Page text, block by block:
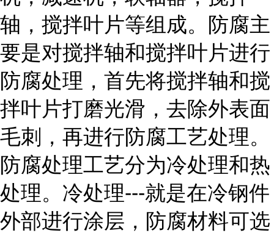
轴，搅拌叶片等组成。防腐主
要是对搅拌轴和搅拌叶片进行
防腐处理，首先将搅拌轴和搅
拌叶片打磨光滑，去除外表面
毛刺，再进行防腐工艺处理。
防腐处理工艺分为冷处理和热
处理。冷处理---就是在冷钢件
外部进行涂层，防腐材料可选